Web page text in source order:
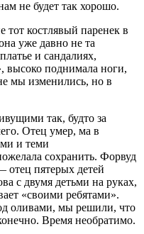
не будет так хорошо.
тот костлявый паренек в
уже давно не та
и сандалиях,
высоко поднимала ноги,
мы изменились, но в
так, будто за
Отец умер, ма в
и теми
сохранить. Форвуд
пятерых детей
с двумя детьми на руках,
«своими ребятами».
оливами, мы решили, что
Время необратимо.